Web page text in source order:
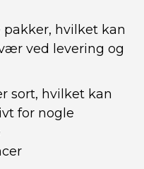
pakker, hvilket kan
ved levering og
sort, hvilket kan
for nogle